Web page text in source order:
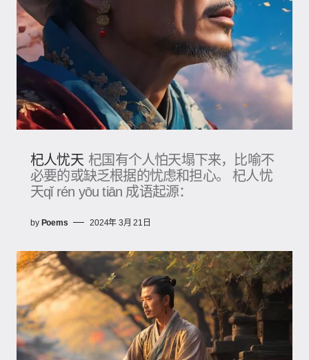
杞人忧天 杞国有个人怕天塌下来，比喻不
必要的或缺乏根据的忧虑和担心。 杞人忧
天qǐ rén yōu tiān 成语起源：
by Poems 2024年 3月 21日